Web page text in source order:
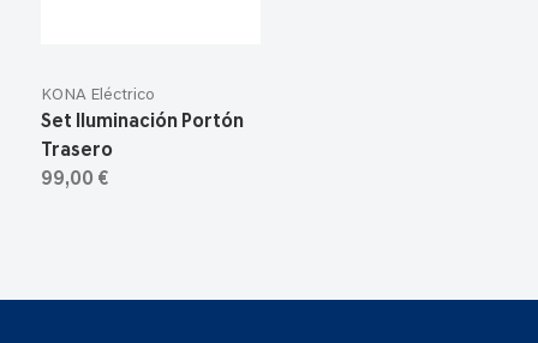
KONA Eléctrico
Set Iluminación Portón
Trasero
99,00 €